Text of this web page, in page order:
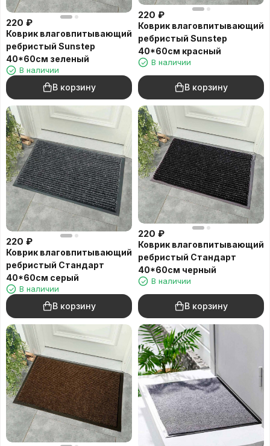
220 ₽
Коврик влаговпитывающий
ребристый Sunstep
40*60см зеленый
В наличии
В корзину
220 ₽
Коврик влаговпитывающий
ребристый Sunstep
40*60см красный
В наличии
В корзину
220 ₽
Коврик влаговпитывающий
ребристый Стандарт
40*60см серый
В наличии
В корзину
220 ₽
Коврик влаговпитывающий
ребристый Стандарт
40*60см черный
В наличии
В корзину